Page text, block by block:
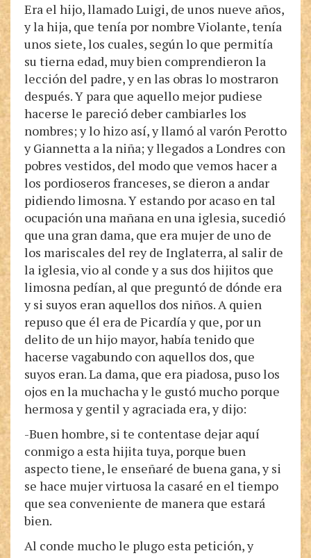
Era el hijo, llamado Luigi, de unos nueve años,
y la hija, que tenía por nombre Violante, tenía
unos siete, los cuales, según lo que permitía
su tierna edad, muy bien comprendieron la
lección del padre, y en las obras lo mostraron
después. Y para que aquello mejor pudiese
hacerse le pareció deber cambiarles los
nombres; y lo hizo así, y llamó al varón Perotto
y Giannetta a la niña; y llegados a Londres con
pobres vestidos, del modo que vemos hacer a
los pordioseros franceses, se dieron a andar
pidiendo limosna. Y estando por acaso en tal
ocupación una mañana en una iglesia, sucedió
que una gran dama, que era mujer de uno de
los mariscales del rey de Inglaterra, al salir de
la iglesia, vio al conde y a sus dos hijitos que
limosna pedían, al que preguntó de dónde era
y si suyos eran aquellos dos niños. A quien
repuso que él era de Picardía y que, por un
delito de un hijo mayor, había tenido que
hacerse vagabundo con aquellos dos, que
suyos eran. La dama, que era piadosa, puso los
ojos en la muchacha y le gustó mucho porque
hermosa y gentil y agraciada era, y dijo:
-Buen hombre, si te contentase dejar aquí
conmigo a esta hijita tuya, porque buen
aspecto tiene, le enseñaré de buena gana, y si
se hace mujer virtuosa la casaré en el tiempo
que sea conveniente de manera que estará
bien.
Al conde mucho le plugo esta petición, y